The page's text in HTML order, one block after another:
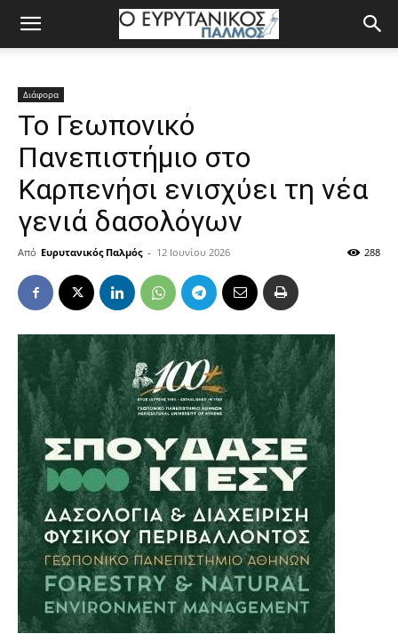
Διάφορα
Το Γεωπονικό
Πανεπιστήμιο στο
Καρπενήσι ενισχύει τη νέα
γενιά δασολόγων
Από Ευρυτανικός Παλμός - 12 Ιουνίου 2026 288